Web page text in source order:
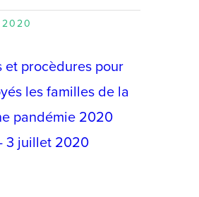
2020
et procèdures pour
les familles de la
pandémie 2020
3 juillet 2020